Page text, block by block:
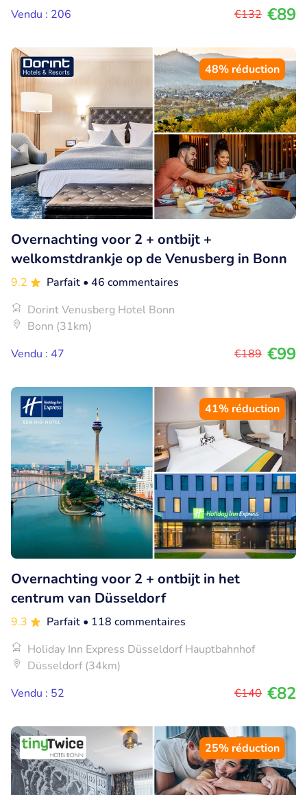
Vendu : 206
€132 €89
48% réduction
Overnachting voor 2 + ontbijt +
welkomstdrankje op de Venusberg in Bonn
9.2 Parfait • 46 commentaires
Dorint Venusberg Hotel Bonn
Bonn (31km)
Vendu : 47
€189 €99
41% réduction
Overnachting voor 2 + ontbijt in het
centrum van Düsseldorf
9.3 Parfait • 118 commentaires
Holiday Inn Express Düsseldorf Hauptbahnhof
Düsseldorf (34km)
Vendu : 52
€140 €82
25% réduction